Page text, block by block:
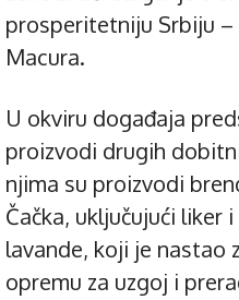
prosperitetniju Srbiju
Macura.
U okviru događaja
proizvodi drugih
njima su proizvodi
Čačka, uključujući liker
lavande, koji je nastao
opremu za uzgoj i